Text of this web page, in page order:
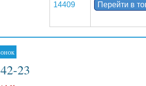
14409 Перейти в
23